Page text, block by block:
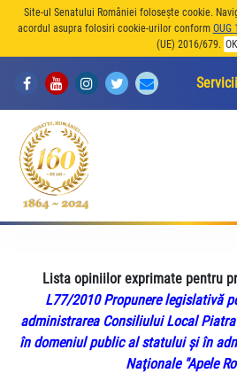
Site-ul Senatului României folosește cookie.
acordul asupra folosiri cookie-urilor conform OUG
(UE) 2016/679. OK
Lista opiniilor exprimate pentru
L77/2010 Propunere legislativă
administrarea Consiliului Local
în domeniul public al statului şi în
Naţionale "Apele